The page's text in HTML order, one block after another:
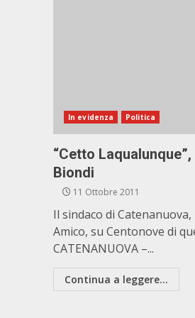
In evidenza Politica
“Cetto
Biondi
11 Ottobre 2011
Il sindaco di
Amico, su Centonove di
CATENANUOVA –...
Continua a leggere...